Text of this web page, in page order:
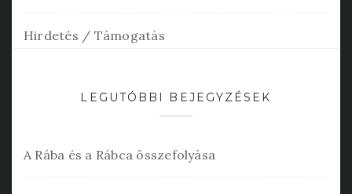
Hirdetés / Támogatás
LEGUTÓBBI BEJEGYZÉSEK
A Rába és a Rábca összefolyása